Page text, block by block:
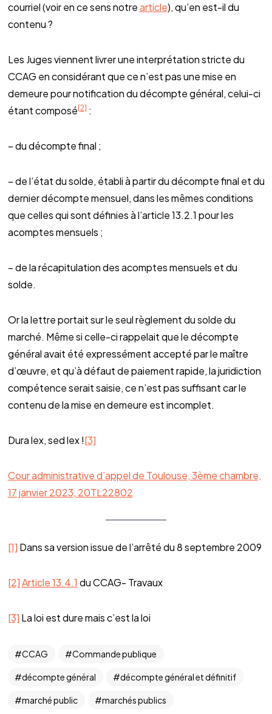
courriel (voir en ce sens notrearticle), qu’en est-il du
contenu ?
Les Juges viennent livrer une interprétation stricte du
CCAG en considérant que ce n’est pas une mise en
demeure pour notification du décompte général, celui-ci
étant composé [2]:
– du décompte final ;
– de l’état du solde, établi à partir du décompte final et du
dernier décompte mensuel, dans les mêmes conditions
que celles qui sont définies à l’article 13.2.1 pour les
acomptes mensuels ;
– de la récapitulation des acomptes mensuels et du
solde.
Or la lettre portait sur le seul règlement du solde du
marché. Même si celle-ci rappelait que le décompte
général avait été expressément accepté par le maître
d’œuvre, et qu’à défaut de paiement rapide, la juridiction
compétence serait saisie, ce n’est pas suffisant car le
contenu de la mise en demeure est incomplet.
Dura lex, sed lex ![3]
Cour administrative d’appel de Toulouse, 3ème chambre,
17 janvier 2023, 20TL22802
[1] Dans sa version issue de l’arrêté du 8 septembre 2009
[2]Article 13.4.1 du CCAG- Travaux
[3] La loi est dure mais c’est la loi
CCAG Commande publique
décompte général décompte général et définitif
marché public marchés publics